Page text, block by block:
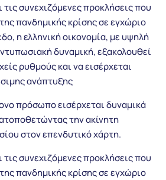
τις συνεχιζόμενες προκλήσεις που
πανδημικής κρίσης σε εγχώριο
η ελληνική οικονομία, με υψηλή
δυναμική, εξακολουθεί
ρυθμούς και να εισέρχεται
ανάπτυξης
πρόσωπο εισέρχεται δυναμικά
την ακίνητη
στον επενδυτικό χάρτη.
τις συνεχιζόμενες προκλήσεις που
πανδημικής κρίσης σε εγχώριο